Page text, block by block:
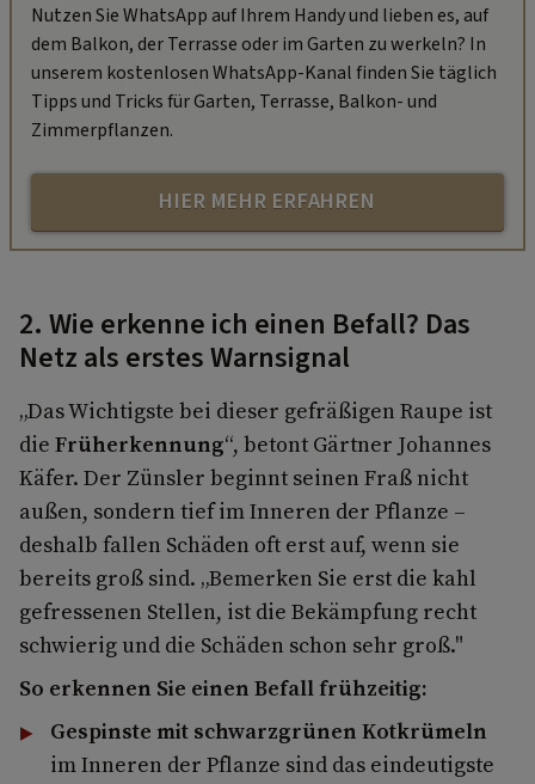
Nutzen Sie WhatsApp auf Ihrem Handy und lieben es, auf
dem Balkon, der Terrasse oder im Garten zu werkeln? In
unserem kostenlosen WhatsApp-Kanal finden Sie täglich
Tipps und Tricks für Garten, Terrasse, Balkon- und
Zimmerpflanzen.
HIER MEHR ERFAHREN
2. Wie erkenne ich einen Befall? Das
Netz als erstes Warnsignal
„Das Wichtigste bei dieser gefräßigen Raupe ist
die Früherkennung“, betont Gärtner Johannes
Käfer. Der Zünsler beginnt seinen Fraß nicht
außen, sondern tief im Inneren der Pflanze –
deshalb fallen Schäden oft erst auf, wenn sie
bereits groß sind. „Bemerken Sie erst die kahl
gefressenen Stellen, ist die Bekämpfung recht
schwierig und die Schäden schon sehr groß."
So erkennen Sie einen Befall frühzeitig:
Gespinste mit schwarzgrünen Kotkrümeln
im Inneren der Pflanze sind das eindeutigste